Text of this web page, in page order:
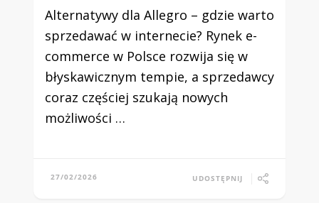
Alternatywy dla Allegro – gdzie warto
sprzedawać w internecie? Rynek e-
commerce w Polsce rozwija się w
błyskawicznym tempie, a sprzedawcy
coraz częściej szukają nowych
możliwości …
27/02/2026 UDOSTĘPNIJ